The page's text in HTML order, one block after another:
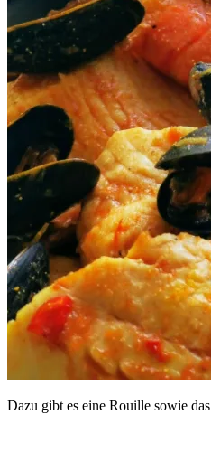
Dazu gibt es eine Rouille sowie das